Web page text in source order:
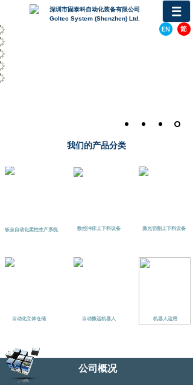
深圳 市固泰科自动化装备有限公司
Goltec System (Shenzhen) Ltd.
我们的产品分类
激光切割上下料设备
数控冲床上下料设备
钣金自动化柔性生产系统
机器人运用
自动搬运机器人
自动化立体仓储
公司概况